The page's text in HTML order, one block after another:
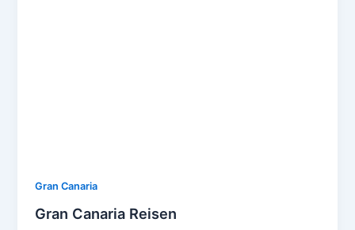
Gran Canaria
Gran Canaria Reisen